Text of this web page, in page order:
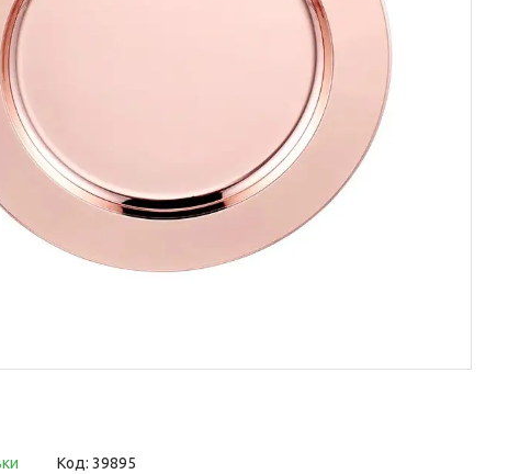
Код: 39895